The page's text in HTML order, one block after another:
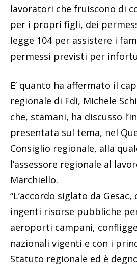
lavoratori che fruiscono di
per i propri figli, dei
legge 104 per assistere i
permessi previsti per
E’ quanto ha affermato il
regionale di Fdi, Michele
che, stamani, ha discusso
presentata sul tema, nel
Consiglio regionale, alla
l’assessore regionale al
Marchiello.
“L’accordo siglato da
ingenti risorse pubbliche
aeroporti campani,
nazionali vigenti e con i
Statuto regionale ed è